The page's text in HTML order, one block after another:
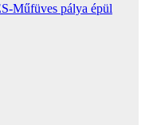
Műfüves pálya épül